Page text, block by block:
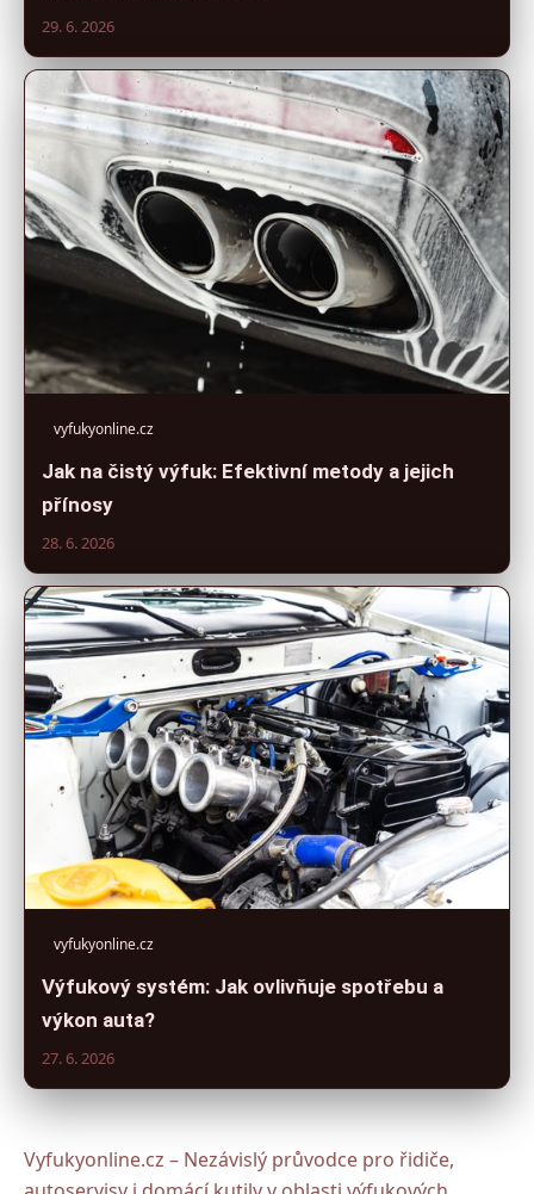
29. 6. 2026
vyfukyonline.cz
Jak na čistý výfuk: Efektivní metody a jejich
přínosy
28. 6. 2026
vyfukyonline.cz
Výfukový systém: Jak ovlivňuje spotřebu a
výkon auta?
27. 6. 2026
Vyfukyonline.cz – Nezávislý průvodce pro řidiče,